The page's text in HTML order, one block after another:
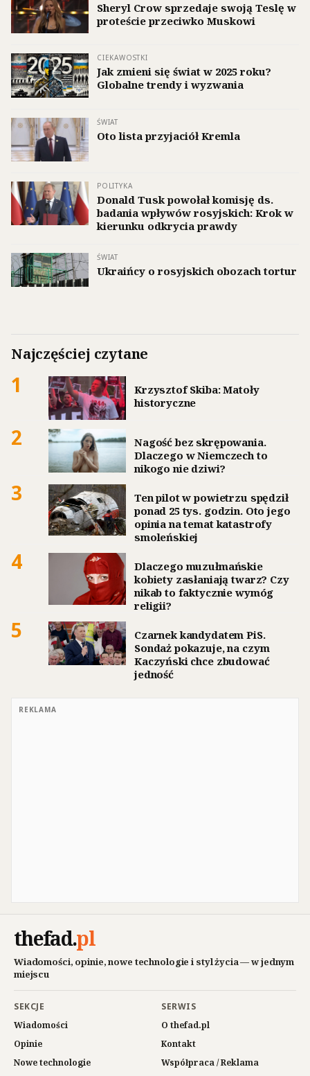
Sheryl Crow sprzedaje swoją Teslę w
proteście przeciwko Muskowi
CIEKAWOSTKI
Jak zmieni się świat w 2025 roku?
Globalne trendy i wyzwania
ŚWIAT
Oto lista przyjaciół Kremla
POLITYKA
Donald Tusk powołał komisję ds.
badania wpływów rosyjskich: Krok w
kierunku odkrycia prawdy
ŚWIAT
Ukraińcy o rosyjskich obozach tortur
Najczęściej czytane
1
Krzysztof Skiba: Matoły
historyczne
2
Nagość bez skrępowania.
Dlaczego w Niemczech to
nikogo nie dziwi?
3
Ten pilot w powietrzu spędził
ponad 25 tys. godzin. Oto jego
opinia na temat katastrofy
smoleńskiej
4
Dlaczego muzułmańskie
kobiety zasłaniają twarz? Czy
nikab to faktycznie wymóg
religii?
5
Czarnek kandydatem PiS.
Sondaż pokazuje, na czym
Kaczyński chce zbudować
jedność
REKLAMA
thefad.pl
Wiadomości, opinie, nowe technologie i styl życia — w jednym
miejscu
SEKCJE
Wiadomości
Opinie
Nowe technologie
SERWIS
O thefad.pl
Kontakt
Współpraca / Reklama